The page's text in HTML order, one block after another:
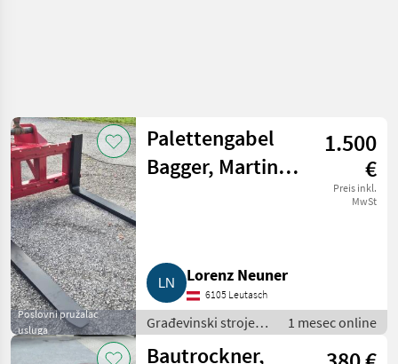
Poslovni pružalac
usluga
Palettengabel
Bagger, Martin
1.500
€
Preis inkl.
MwSt
Lorenz Neuner
6105 Leutasch
Građevinski strojevi
/ Mali građevinski
strojevi
1 mesec online
Bautrockner,